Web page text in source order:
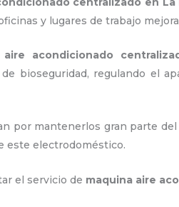
y lugares de trabajo
aire acondicionado
bioseguridad, regulando el
por mantenerlos gran parte
este electrodoméstico.
el servicio de maquina aire